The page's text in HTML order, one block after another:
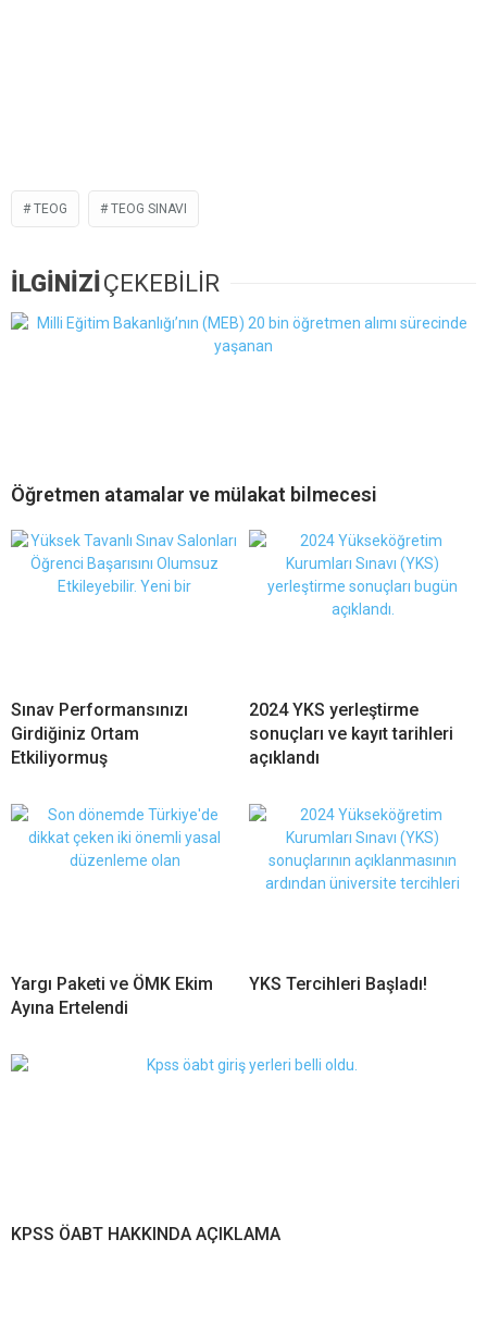
TEOG TEOG SINAVI
İLGİNİZİÇEKEBİLİR
Öğretmen atamalar ve mülakat bilmecesi
Sınav Performansınızı
Girdiğiniz Ortam
Etkiliyormuş
2024 YKS yerleştirme
sonuçları ve kayıt tarihleri
açıklandı
Yargı Paketi ve ÖMK Ekim
Ayına Ertelendi
YKS Tercihleri Başladı!
KPSS ÖABT HAKKINDA AÇIKLAMA